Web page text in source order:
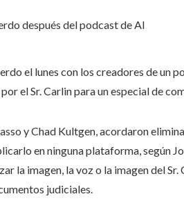
el lunes con los creadores de un
el Sr. Carlin para un especial de
y Chad Kultgen, acordaron
en ninguna plataforma, según
la imagen, la voz o la imagen del Sr.
judiciales.